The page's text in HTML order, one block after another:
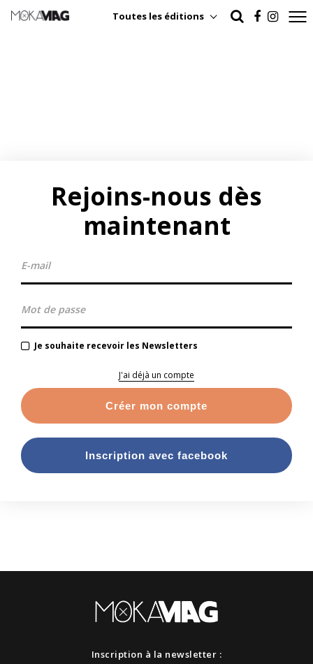
Toutes les éditions
Rejoins-nous dès
maintenant
Je souhaite recevoir les Newsletters
J'ai déjà un compte
Créer mon compte
Inscription avec facebook
Inscription à la newsletter :